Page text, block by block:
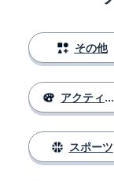
その他
アクティビティ
スポーツ